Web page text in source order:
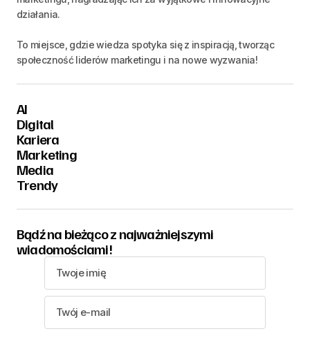
działania.
To miejsce, gdzie wiedza spotyka się z inspiracją, tworząc
społeczność liderów marketingu i na nowe wyzwania!
AI
Digital
Kariera
Marketing
Media
Trendy
Bądź na bieżąco z najważniejszymi
wiadomościami!